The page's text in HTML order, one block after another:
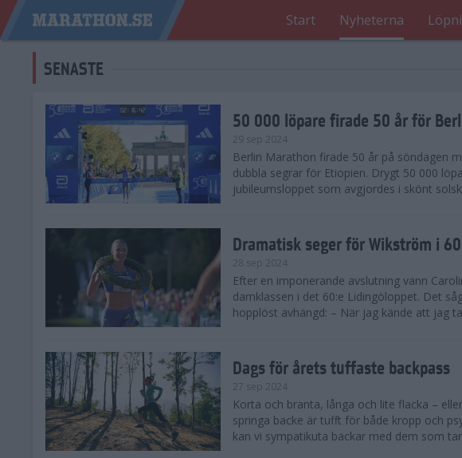
Start Nyheterna
SENASTE
50 000 löpare firade 50 år för
29 sep 2024
Berlin Marathon firade 50 år på söndagen
dubbla segrar för Etiopien. Drygt 50 000
jubileumsloppet som avgjordes i skönt
Dramatisk seger för Wikström i
28 sep 2024
Efter en imponerande avslutning vann
damklassen i det 60:e Lidingöloppet. Det
hopplöst avhängd: – När jag kände att jag
Dags för årets tuffaste backpass
27 sep 2024
Korta och branta, långa och lite flacka –
springa backe är tufft för både kropp och
kan vi sympatikuta backar med dem som tar